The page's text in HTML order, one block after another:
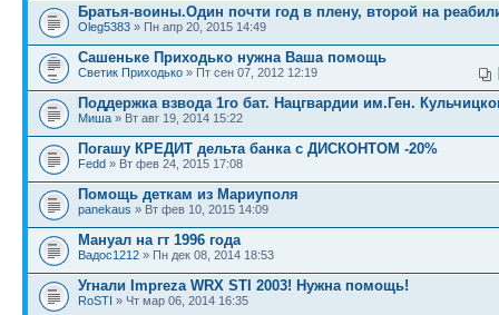
Братья-воины.Один почти год в плену, второй на
Oleg5383 » Пн апр 20, 2015 14:49
Сашеньке Приходько нужна Ваша помощь
Светик Приходько » Пт сен 07, 2012 12:19
Поддержка взвода 1го бат. Нацгвардии им.Ген.
Миша » Вт авг 19, 2014 15:22
Погашу КРЕДИТ дельта банка с ДИСКОНТОМ -20%
Fedd » Вт фев 24, 2015 17:08
Помощь деткам из Мариуполя
panekaus » Вт фев 10, 2015 14:09
Мануал на гт 1996 года
Вадос1212 » Пн дек 08, 2014 18:53
Угнали Impreza WRX STI 2003! Нужна помощь!
RoSTI » Чт мар 06, 2014 16:35